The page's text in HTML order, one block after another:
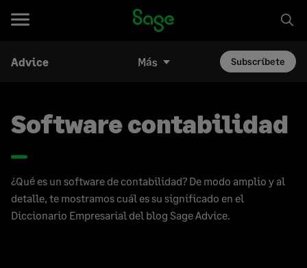
Advice Más Subscríbete
Software contabilidad
¿Qué es un software de contabilidad? De modo amplio y al
detalle, te mostramos cuál es su significado en el
Diccionario Empresarial del blog Sage Advice.